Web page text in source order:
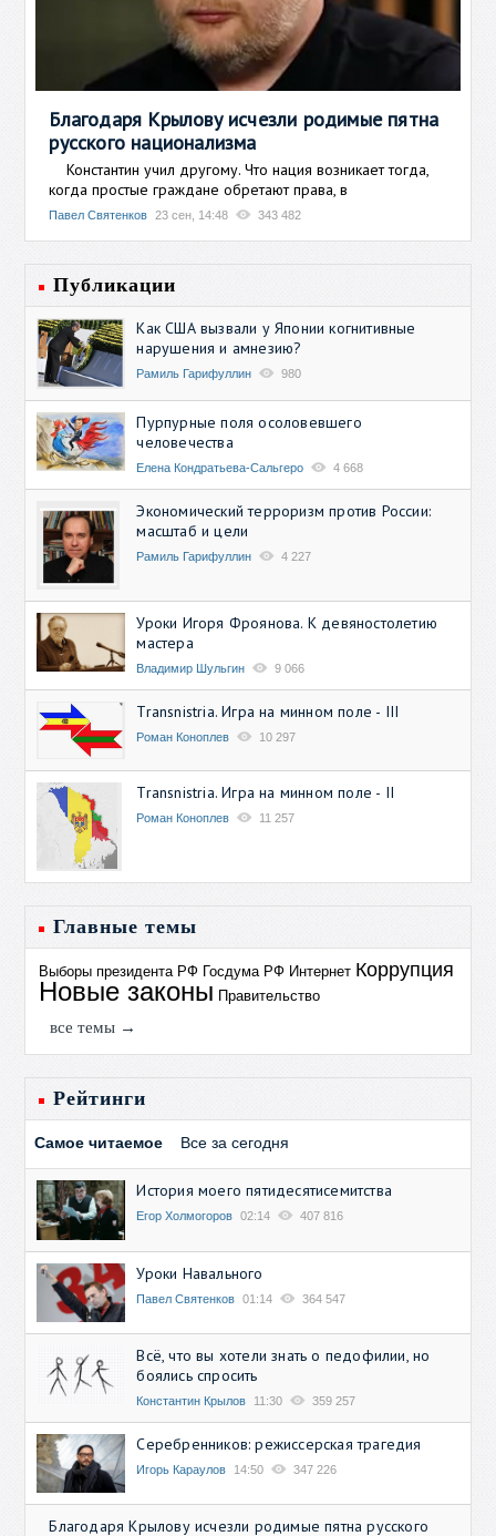
Благодаря Крылову исчезли родимые пятна
русского национализма
Константин учил другому. Что нация возникает тогда,
когда простые граждане обретают права, в
Павел Святенков 23 сен, 14:48 343 482
Публикации
Как США вызвали у Японии когнитивные
нарушения и амнезию?
Рамиль Гарифуллин 980
Пурпурные поля осоловевшего
человечества
Елена Кондратьева-Сальгеро 4 668
Экономический терроризм против России:
масштаб и цели
Рамиль Гарифуллин 4 227
Уроки Игоря Фроянова. К девяностолетию
мастера
Владимир Шульгин 9 066
Transnistria. Игра на минном поле - III
Роман Коноплев 10 297
Transnistria. Игра на минном поле - II
Роман Коноплев 11 257
Главные темы
Выборы президента РФ Госдума РФ Интернет Коррупция
Новые законы Правительство
все темы →
Рейтинги
Самое читаемое Все за сегодня
История моего пятидесятисемитства
Егор Холмогоров 02:14 407 816
Уроки Навального
Павел Святенков 01:14 364 547
Всё, что вы хотели знать о педофилии, но
боялись спросить
Константин Крылов 11:30 359 257
Серебренников: режиссерская трагедия
Игорь Караулов 14:50 347 226
Благодаря Крылову исчезли родимые пятна русского